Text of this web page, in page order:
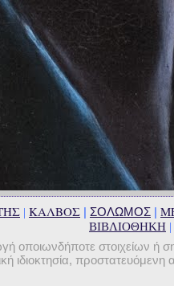
| ΚΑΛΒΟΣ | ΣΟΛΩΜΟΣ |
ΒΙΒΛΙΟΘΗΚΗ |
οποιωνδήποτε στοιχείων ή
ιδιοκτησία,